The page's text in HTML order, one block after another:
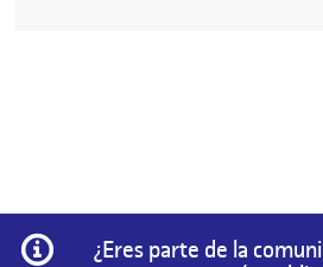
Información
¿Eres parte de la